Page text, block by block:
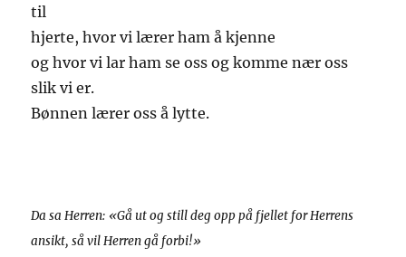
til
hjerte, hvor vi lærer ham å kjenne
og hvor vi lar ham se oss og komme nær oss
slik vi er.
Bønnen lærer oss å lytte.
Da sa Herren: «Gå ut og still deg opp på fjellet for Herrens
ansikt, så vil Herren gå forbi!»